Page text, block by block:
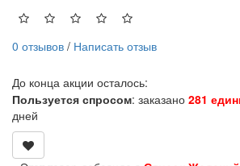
0 отзывов / Написать отзыв
До конца акции осталось:
Пользуется спросом: заказано 281
дней